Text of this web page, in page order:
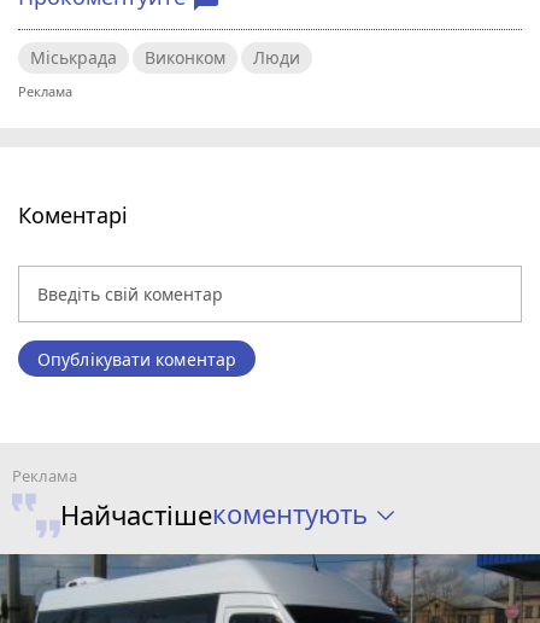
Міськрада Виконком Люди
Коментарі
Опублікувати коментар
Найчастішекоментують